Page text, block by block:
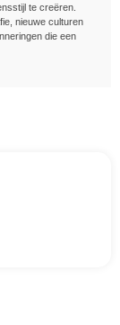
te creëren.
nieuwe culturen
die een